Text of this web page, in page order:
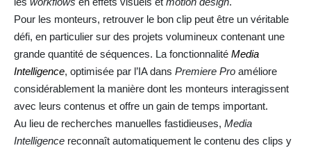
Pour les monteurs, retrouver le bon clip peut être un véritable
défi, en particulier sur des projets volumineux contenant une
grande quantité de séquences. La fonctionnalité Media
Intelligence, optimisée par l’IA dans Premiere Pro améliore
considérablement la manière dont les monteurs interagissent
avec leurs contenus et offre un gain de temps important.
Au lieu de recherches manuelles fastidieuses, Media
Intelligence reconnaît automatiquement le contenu des clips y